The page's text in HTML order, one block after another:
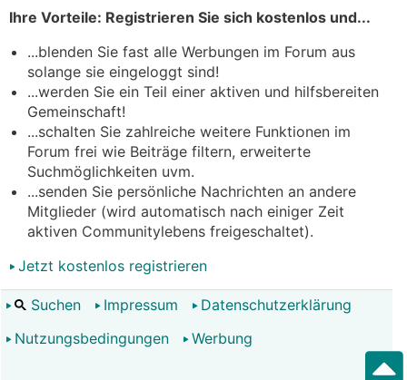
Ihre Vorteile: Registrieren Sie sich kostenlos und...
...blenden Sie fast alle Werbungen im Forum aus
solange sie eingeloggt sind!
...werden Sie ein Teil einer aktiven und hilfsbereiten
Gemeinschaft!
...schalten Sie zahlreiche weitere Funktionen im
Forum frei wie Beiträge filtern, erweiterte
Suchmöglichkeiten uvm.
...senden Sie persönliche Nachrichten an andere
Mitglieder (wird automatisch nach einiger Zeit
aktiven Communitylebens freigeschaltet).
Jetzt kostenlos registrieren
Suchen Impressum
Datenschutzerklärung
Nutzungsbedingungen
Werbung